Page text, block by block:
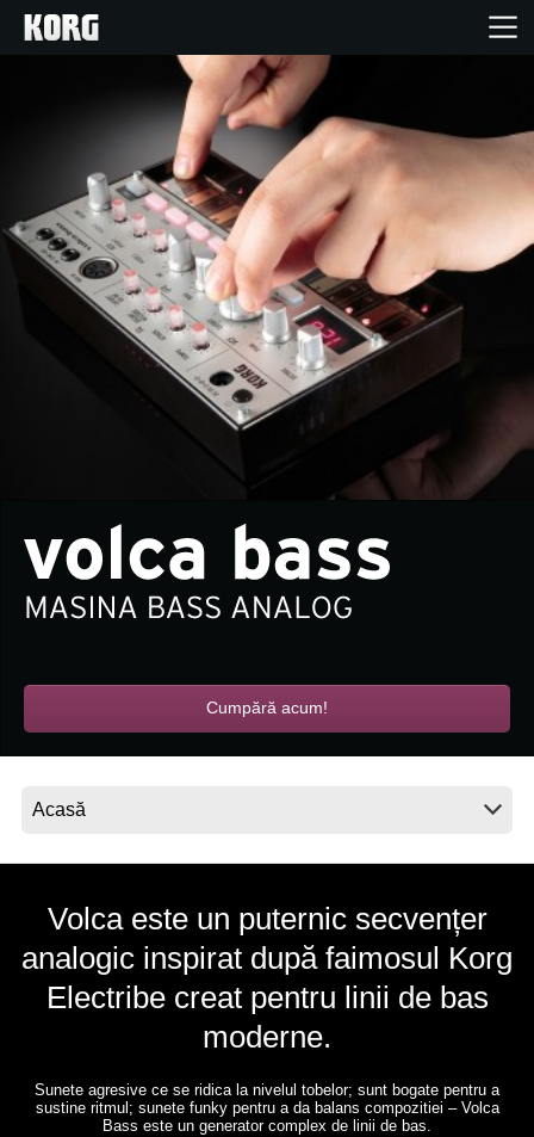
Produse
În Prim Plan
Eveniment
Ştiri
Locaţie
Despre Korg
Cumpără acum!
Volca este un puternic secvențer
analogic inspirat după faimosul Korg
Electribe creat pentru linii de bas
moderne.
Sunete agresive ce se ridica la nivelul tobelor; sunt bogate pentru a
sustine ritmul; sunete funky pentru a da balans compozitiei – Volca
Bass este un generator complex de linii de bas.